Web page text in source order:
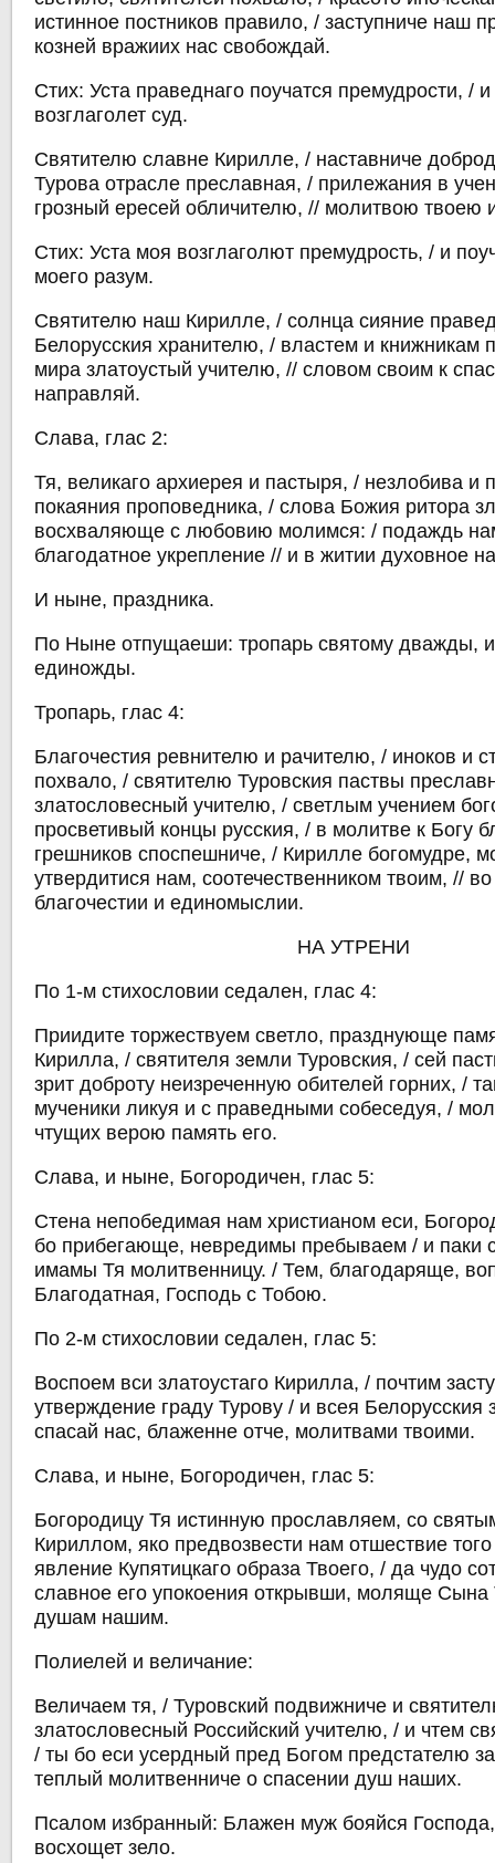
истинное постников правило, / заступниче наш
козней вражиих нас свобождай.
Стих: Уста праведнаго поучатся премудрости, / и
возглаголет суд.
Святителю славне Кирилле, / наставниче
Турова отрасле преславная, / прилежания в
грозный ересей обличителю, // молитвою твоею
Стих: Уста моя возглаголют премудрость, / и
моего разум.
Святителю наш Кирилле, / солнца сияние
Белорусския хранителю, / властем и книжникам
мира златоустый учителю, // словом своим к
направляй.
Слава, глас 2:
Тя, великаго архиерея и пастыря, / незлобива и
покаяния проповедника, / слова Божия ритора
восхваляюще с любовию молимся: / подаждь
благодатное укрепление // и в житии духовное
И ныне, праздника.
По Ныне отпущаеши: тропарь святому дважды,
единожды.
Тропарь, глас 4:
Благочестия ревнителю и рачителю, / иноков и
похвало, / святителю Туровския паствы
златословесный учителю, / светлым учением
просветивый концы русския, / в молитве к Богу
грешников споспешниче, / Кирилле богомудре,
утвердитися нам, соотечественником твоим, //
благочестии и единомыслии.
НА УТРЕНИ
По 1-м стихословии седален, глас 4:
Приидите торжествуем светло, празднующе
Кирилла, / святителя земли Туровския, / сей
зрит доброту неизреченную обителей горних, /
мученики ликуя и с праведными собеседуя, /
чтущих верою память его.
Слава, и ныне, Богородичен, глас 5:
Стена непобедимая нам христианом еси,
бо прибегающе, невредимы пребываем / и паки
имамы Тя молитвенницу. / Тем, благодаряще,
Благодатная, Господь с Тобою.
По 2-м стихословии седален, глас 5:
Воспоем вси златоустаго Кирилла, / почтим
утверждение граду Турову / и всея Белорусския
спасай нас, блаженне отче, молитвами твоими.
Слава, и ныне, Богородичен, глас 5:
Богородицу Тя истинную прославляем, со
Кириллом, яко предвозвести нам отшествие
явление Купятицкаго образа Твоего, / да чудо
славное его упокоения открывши, моляще Сына
душам нашим.
Полиелей и величание:
Величаем тя, / Туровский подвижниче и
златословесный Российский учителю, / и чтем
/ ты бо еси усердный пред Богом предстателю
теплый молитвенниче о спасении душ наших.
Псалом избранный: Блажен муж бояйся
восхощет зело.